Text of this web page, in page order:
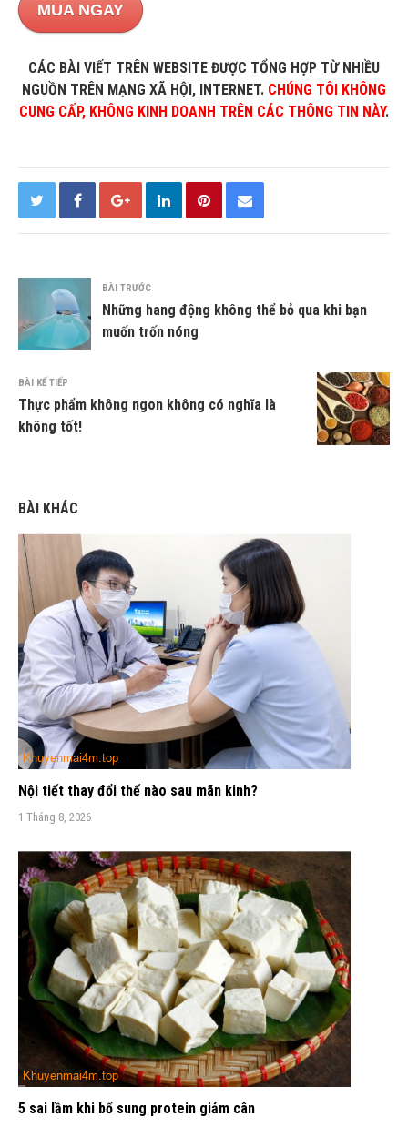
MUA NGAY
CÁC BÀI VIẾT TRÊN WEBSITE ĐƯỢC TỔNG HỢP TỪ NHIỀU
NGUỒN TRÊN MẠNG XÃ HỘI, INTERNET. CHÚNG TÔI KHÔNG
CUNG CẤP, KHÔNG KINH DOANH TRÊN CÁC THÔNG TIN NÀY.
BÀI TRƯỚC
Những hang động không thể bỏ qua khi bạn
muốn trốn nóng
BÀI KẾ TIẾP
Thực phẩm không ngon không có nghĩa là
không tốt!
BÀI KHÁC
Nội tiết thay đổi thế nào sau mãn kinh?
1 Tháng 8, 2026
5 sai lầm khi bổ sung protein giảm cân